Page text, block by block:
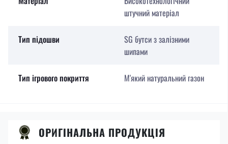
штучний матеріал
Тип підошви
SG бутси з залізними
шипами
Тип ігрового покриття М'який натуральний газон
ОРИГІНАЛЬНА ПРОДУКЦІЯ